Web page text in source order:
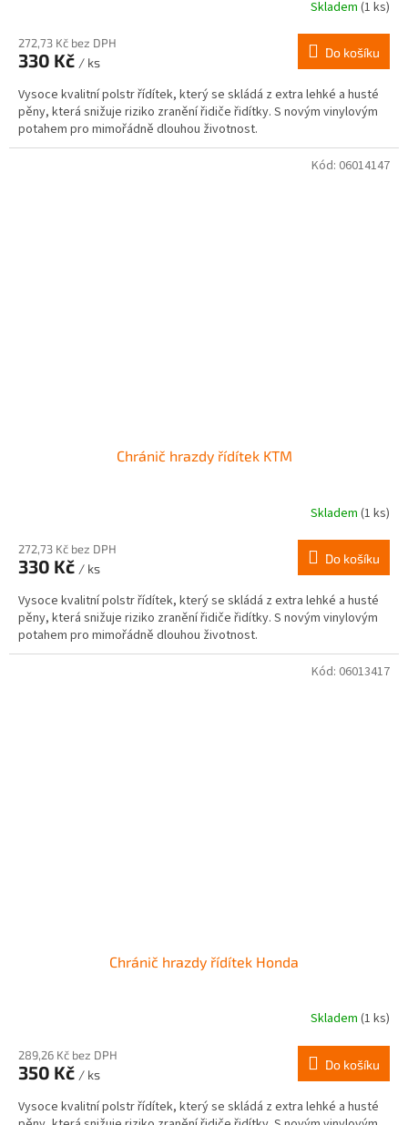
Skladem (1 ks)
272,73 Kč bez DPH
330 Kč / ks
Do košíku
Vysoce kvalitní polstr řídítek, který se skládá z extra lehké a husté
pěny, která snižuje riziko zranění řidiče řidítky. S novým vinylovým
potahem pro mimořádně dlouhou životnost.
Chránič hrazdy řídítek KTM
Skladem (1 ks)
272,73 Kč bez DPH
330 Kč / ks
Do košíku
Vysoce kvalitní polstr řídítek, který se skládá z extra lehké a husté
pěny, která snižuje riziko zranění řidiče řidítky. S novým vinylovým
potahem pro mimořádně dlouhou životnost.
Kód: 06014147
Chránič hrazdy řídítek Honda
Skladem (1 ks)
289,26 Kč bez DPH
350 Kč / ks
Do košíku
Vysoce kvalitní polstr řídítek, který se skládá z extra lehké a husté
Kód: 06013417